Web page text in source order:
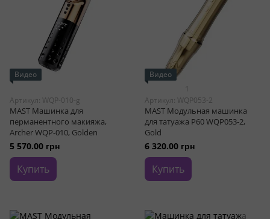
Видео
Артикул: WQP-010-g
MAST Машинка для
перманентного макияжа,
Archer WQP-010, Golden
5 570.00 грн
Купить
Видео
1
Артикул: WQP053-2
MAST Модульная машинка
для татуажа P60 WQP053-2,
Gold
6 320.00 грн
Купить